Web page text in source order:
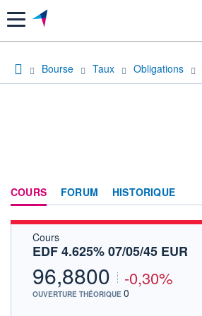
Menu
Bourse Taux Obligations
COURS FORUM HISTORIQUE
Cours
EDF 4.625% 07/05/45 EUR
96,8800 -0,30%
OUVERTURE THÉORIQUE 0